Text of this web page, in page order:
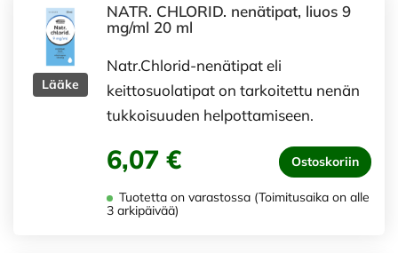
Lääke
NATR. CHLORID. nenätipat, liuos 9
mg/ml 20 ml
Natr.Chlorid-nenätipat eli
keittosuolatipat on tarkoitettu nenän
tukkoisuuden helpottamiseen.
6,07 € Ostoskoriin
Tuotetta on varastossa (Toimitusaika on alle
3 arkipäivää)